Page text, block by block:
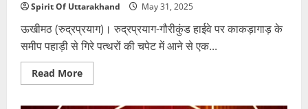
Spirit Of Uttarakhand May 31, 2025
ऊखीमठ (रुद्रप्रयाग)। रुद्रप्रयाग-गौरीकुंड हाईवे पर काकड़ागाड़ के
समीप पहाड़ी से गिरे पत्थरों की चपेट में आने से एक...
Read MoreRead
more